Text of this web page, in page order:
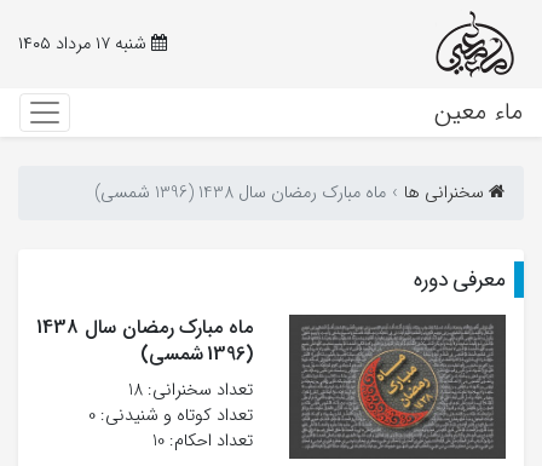
شنبه ۱۷ مرداد ۱۴۰۵
ماء معین
سخنرانی ها ماه مبارک رمضان سال 1438 (1396 شمسی)
معرفی دوره
ماه مبارک رمضان سال 1438
(1396 شمسی)
تعداد سخنرانی‌: 18
تعداد کوتاه و شنیدنی: 0
تعداد احکام: 10